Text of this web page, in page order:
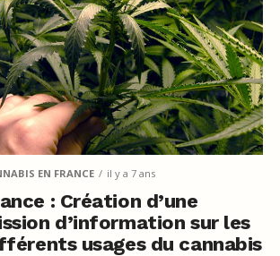
EN FRANCE il y a 7 ans
: Création d’une
d’information sur les
usages du cannabis